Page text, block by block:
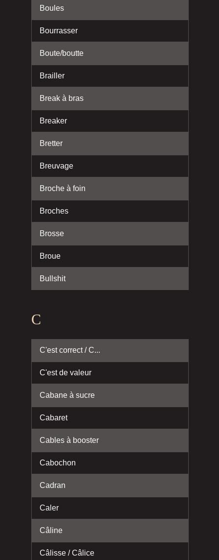
Boules
Bourrasser
Boute/boutte
Brailler
Break à bras
Breaker
Bretter
Breuvage
Broche à foin
Broches
Brosse
Broue
Bullshit
C
C'est correct / C...
C'est de valeur
Cabane à sucre
Cabaret
Cables à booster
Cabochon
Cadran
Caler
Câline
Câlisse / Câlice